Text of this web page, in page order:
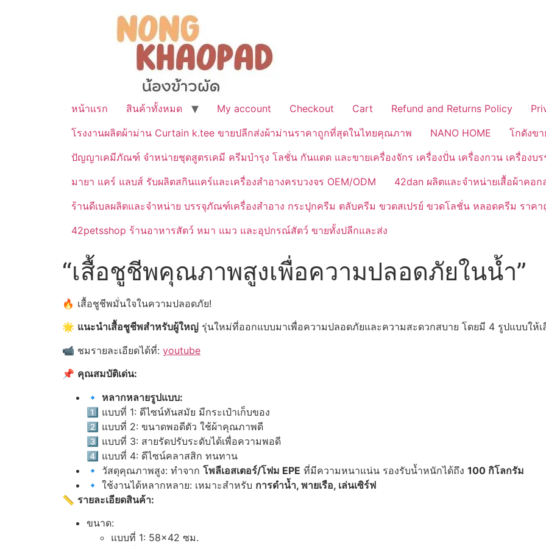
หน้าแรก สินค้าทั้งหมด My account Checkout Cart Refund and Returns Policy
โรงงานผลิตผ้าม่าน Curtain k.tee ขายปลีกส่งผ้าม่านราคาถูกที่สุดในไทยคุณภาพ
NANO HOME
โกดังข
ปัญญาเคมีภัณฑ์ จำหน่ายชุดสูตรเคมี ครีมบำรุง โลชั่น กันแดด และขายเครื่องจักร เครื่องปั่น เครื่องกวน เครื่องบร
มายา แคร์ แลบส์ รับผลิตสกินแคร์และเครื่องสำอางครบวงจร OEM/ODM
42dan ผลิตและจำหน่ายเสื้อผ้าคอ
ร้านดีเบลผลิตและจำหน่าย บรรจุภัณฑ์เครื่องสำอาง กระปุกครีม ตลับครีม ขวดสเปรย์ ขวดโลชั่น หลอดครีม ราคา
42petsshop ร้านอาหารสัตว์ หมา แมว และอุปกรณ์สัตว์ ขายทั้งปลีกและส่ง
“เสื้อชูชีพคุณภาพสูงเพื่อความปลอดภัยในน้ำ”
🔥 เสื้อชูชีพมั่นใจในความปลอดภัย!
🌟 แนะนำเสื้อชูชีพสำหรับผู้ใหญ่ รุ่นใหม่ที่ออกแบบมาเพื่อความปลอดภัยและความสะดวกสบาย โดยมี 4 รูปแบบให้เ
📹 ชมรายละเอียดได้ที่: youtube
📌 คุณสมบัติเด่น:
🔹 หลากหลายรูปแบบ:
1️⃣ แบบที่ 1: ดีไซน์ทันสมัย มีกระเป๋าเก็บของ
2️⃣ แบบที่ 2: ขนาดพอดีตัว ใช้ผ้าคุณภาพดี
3️⃣ แบบที่ 3: สายรัดปรับระดับได้เพื่อความพอดี
4️⃣ แบบที่ 4: ดีไซน์คลาสสิก ทนทาน
🔹 วัสดุคุณภาพสูง: ทำจาก โพลีเอสเตอร์/โฟม EPE ที่มีความหนาแน่น รองรับน้ำหนักได้ถึง 100 กิโลกรัม
🔹 ใช้งานได้หลากหลาย: เหมาะสำหรับ การดำน้ำ, พายเรือ, เล่นเซิร์ฟ
📏 รายละเอียดสินค้า:
ขนาด:
แบบที่ 1: 58×42 ซม.